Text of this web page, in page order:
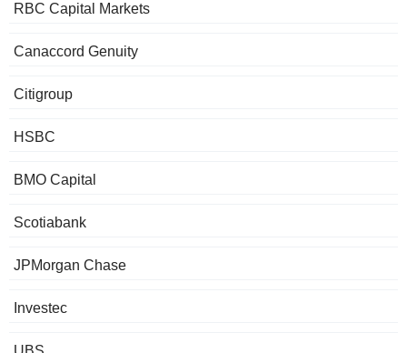
RBC Capital Markets
Canaccord Genuity
Citigroup
HSBC
BMO Capital
Scotiabank
JPMorgan Chase
Investec